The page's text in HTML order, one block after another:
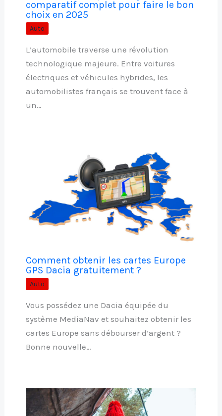
comparatif complet pour faire le bon
choix en 2025
Auto
L’automobile traverse une révolution
technologique majeure. Entre voitures
électriques et véhicules hybrides, les
automobilistes français se trouvent face à
un…
Comment obtenir les cartes Europe
GPS Dacia gratuitement ?
Auto
Vous possédez une Dacia équipée du
système MediaNav et souhaitez obtenir les
cartes Europe sans débourser d’argent ?
Bonne nouvelle…